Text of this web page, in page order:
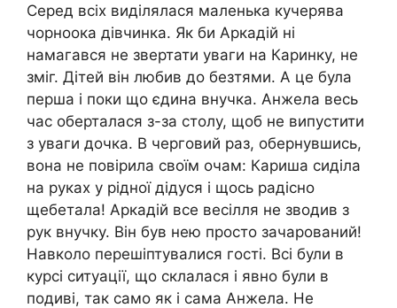
Серед всіх виділялася маленька кучерява
чорноока дівчинка. Як би Аркадій ні
намагався не звертати уваги на Каринку, не
зміг. Дітей він любив до безтями. А це була
перша і поки що єдина внучка. Анжела весь
час оберталася з-за столу, щоб не випустити
з уваги дочка. В черговий раз, обернувшись,
вона не повірила своїм очам: Кариша сиділа
на руках у рідної дідуся і щось радісно
щебетала! Аркадій все весілля не зводив з
рук внучку. Він був нею просто зачарований!
Навколо перешіптувалися гості. Всі були в
курсі ситуації, що склалася і явно були в
подиві, так само як і сама Анжела. Не